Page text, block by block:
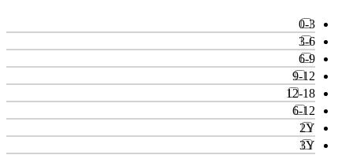
0-3
3-6
6-9
9-12
12-18
6-12
2Y
3Y